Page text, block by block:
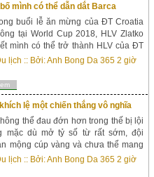
mình có thể dẫn dắt Barca
buổi lễ ăn mừng của ĐT Croatia
tại World Cup 2018, HLV Zlatko
mình có thể trở thành HLV của ĐT
Barcelona nhưng sẽ vẫn trung
tuyển quốc gia sau công ở giải đấu
World ...
lịch :: Bởi:Anh Bong Da 365 2 giờ
lệ một chiến thắng vô nghĩa
thể đau đớn hơn trong thế bị lội
mặc dù mở tỷ số từ rất sớm, đội
mộng cúp vàng và chưa thể mang
nhà, cay đắng nhìn Croatia thẳng
kết World Cup 2018 gặp Pháp....
lịch :: Bởi:Anh Bong Da 365 2 giờ